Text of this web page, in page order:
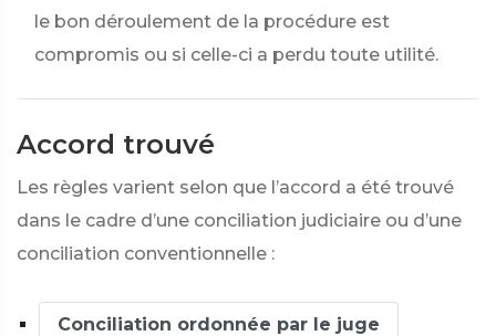
le bon déroulement de la procédure est
compromis ou si celle-ci a perdu toute utilité.
Accord trouvé
Les règles varient selon que l’accord a été trouvé
dans le cadre d’une conciliation judiciaire ou d’une
conciliation conventionnelle :
Conciliation ordonnée par le juge